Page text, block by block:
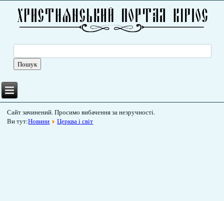
Сайт зачинений. Просимо вибачення за незручності.
Ви тут:Новини Церква і світ